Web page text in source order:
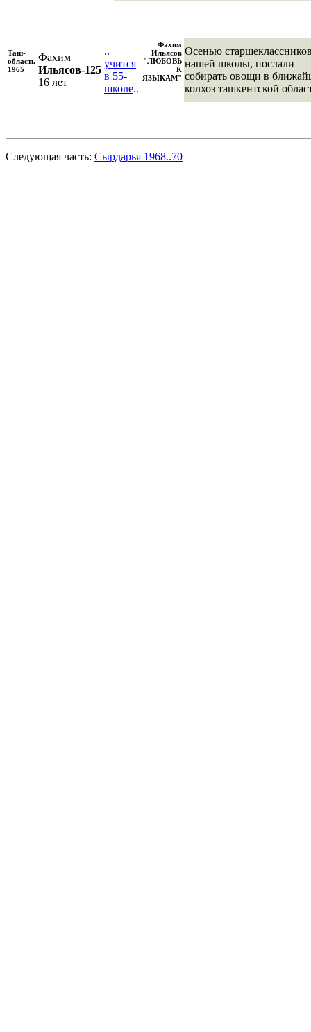
Таш-
область
1965
Фахим
Ильясов-125
16 лет
..
учится
в 55-
школе..
Фахим
Ильясов
"ЛЮБОВЬ
К
ЯЗЫКАМ"
Осенью
нашей школы, послали
собирать овощи в
колхоз ташкентской
Следующая часть: Сырдарья 1968..70